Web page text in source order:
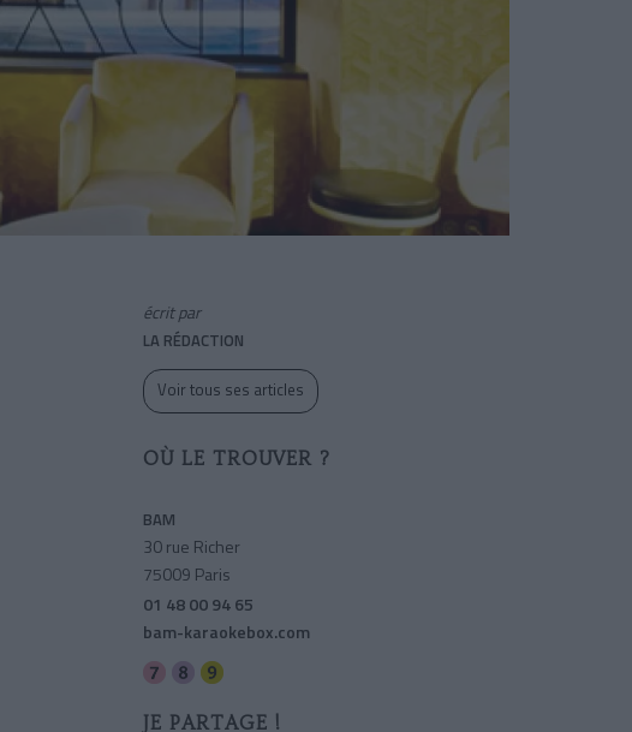
écrit par
LA RÉDACTION
Voir tous ses articles
OÙ LE TROUVER ?
BAM
30 rue Richer
75009 Paris
01 48 00 94 65
bam-karaokebox.com
JE PARTAGE !